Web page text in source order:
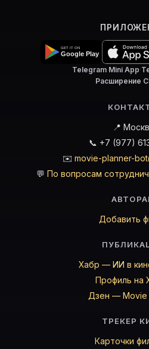
Telegram Mini App·
Расширение
📍
📞 +7 (977)
✉️ movie-planner-
💬 По вопросам
Добавить
Хабр — ИИ в
Профиль на
Дзен — Movie
ТРЕКЕР
Карточки